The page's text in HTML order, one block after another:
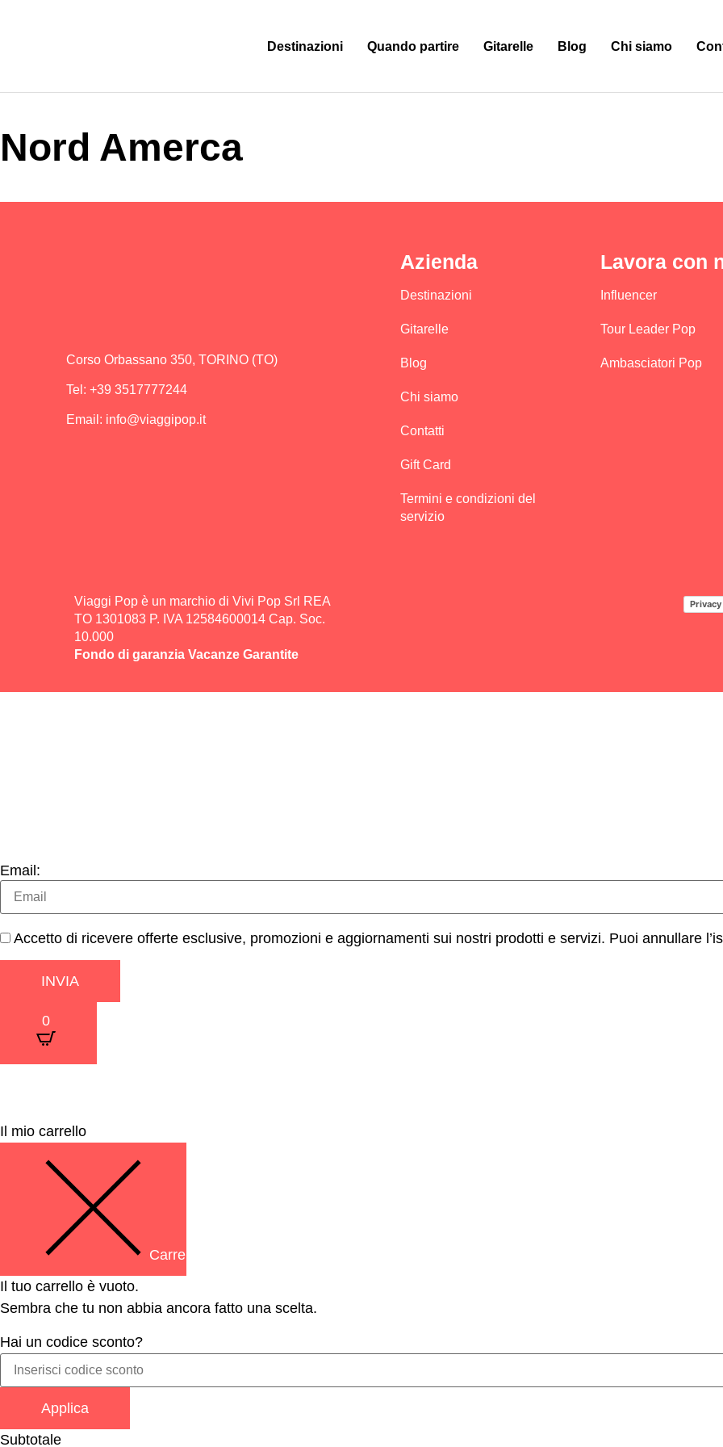
Destinazioni Quando partire Gitarelle Blog Chi siamo
Nord Amerca
Corso Orbassano 350, TORINO (TO)
Tel: +39 3517777244
Email: info@viaggipop.it
Azienda
Destinazioni
Gitarelle
Blog
Chi siamo
Contatti
Gift Card
Termini e condizioni del
servizio
Lavora con
Influencer
Tour Leader Pop
Ambasciatori Pop
Viaggi Pop è un marchio di Vivi Pop Srl REA
TO 1301083 P. IVA 12584600014 Cap. Soc.
10.000
Fondo di garanzia Vacanze Garantite
Email:
Accetto di ricevere offerte esclusive, promozioni e aggiornamenti sui nostri prodotti e servizi. Puoi annullare
INVIA
×
0
Il mio carrello
Carrello Chiuso
Il tuo carrello è vuoto.
Sembra che tu non abbia ancora fatto una scelta.
Hai un codice sconto?
Applica
Subtotale